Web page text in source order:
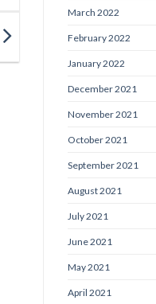
March 2022
February 2022
January 2022
December 2021
November 2021
October 2021
September 2021
August 2021
July 2021
June 2021
May 2021
April 2021